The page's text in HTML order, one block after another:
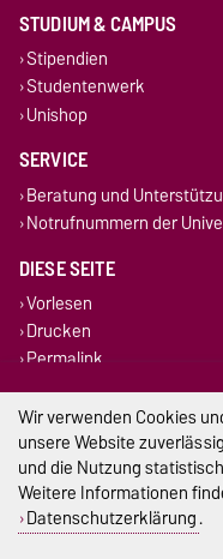
STUDIUM & CAMPUS
Stipendien
Studentenwerk
Unishop
SERVICE
Beratung und
Notrufnummern der
DIESE SEITE
Vorlesen
Drucken
Permalink
Wir verwenden Cookies
unsere Website
und die Nutzung
Weitere Informationen
Datenschutzerklärung.